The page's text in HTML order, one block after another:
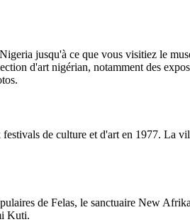
jusqu'à ce que vous visitiez le
d'art nigérian, notamment des
de culture et d'art en 1977. La
de Felas, le sanctuaire New
Kuti.